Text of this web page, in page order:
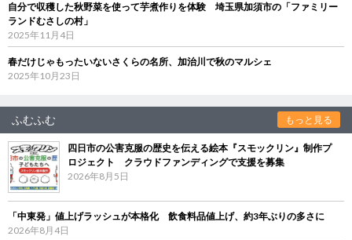
自分で収穫した秋野菜を使って芋煮作りを体験 埼玉県加須市の「ファミリー
ランドむさしの村」
2025年11月4日
春だけじゃもったいないさくらの名所、加治川で秋のマルシェ
2025年10月23日
ふむふむ もっと見る
四日市の公害克服の歴史を伝える絵本『スモックリン』制作プ
ロジェクト クラウドファンディングで支援を募集
2026年8月5日
「中東発」値上げラッシュが本格化 飲食料品値上げ、約3年ぶりの多さに
2026年8月4日